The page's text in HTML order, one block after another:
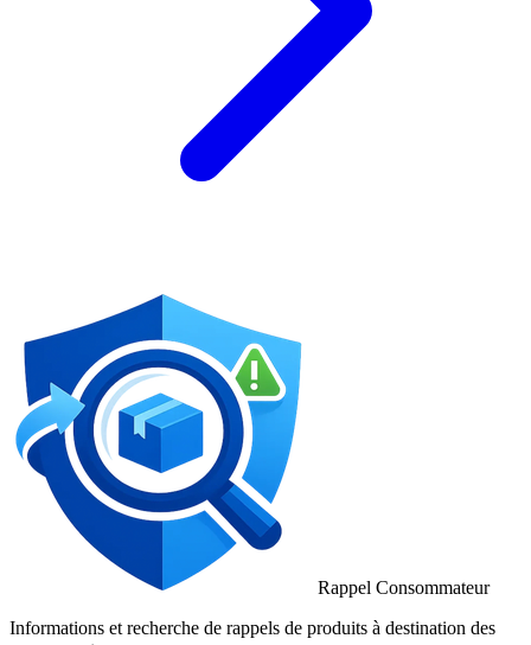
Rappel Consommateur
Informations et recherche de rappels de produits à destination des